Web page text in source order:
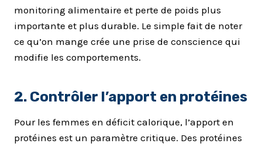
monitoring alimentaire et perte de poids plus
importante et plus durable. Le simple fait de noter
ce qu’on mange crée une prise de conscience qui
modifie les comportements.
2. Contrôler l’apport en protéines
Pour les femmes en déficit calorique, l’apport en
protéines est un paramètre critique. Des protéines